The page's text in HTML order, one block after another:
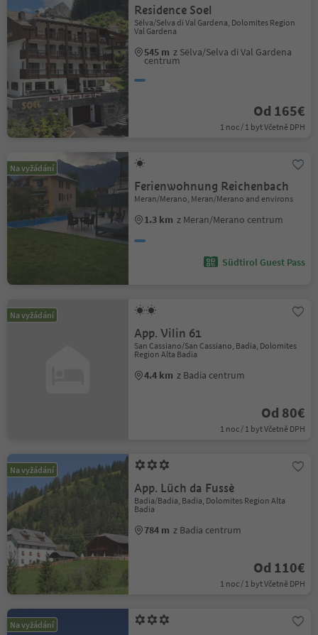
Residence Soel
Sëlva/Selva di Val Gardena, Dolomites Region
Val Gardena
545 m z Sëlva/Selva di Val Gardena
centrum
Od 165€
1 noc / 1 byt Včetně DPH
Na vyžádání
Ferienwohnung Reichenbach
Meran/Merano, Meran/Merano and environs
1.3 km z Meran/Merano centrum
Südtirol Guest Pass
Na vyžádání
App. Vilin 61
San Cassiano/San Cassiano, Badia, Dolomites
Region Alta Badia
4.4 km z Badia centrum
Od 80€
1 noc / 1 byt Včetně DPH
Na vyžádání
App. Lüch da Fussè
Badia/Badia, Badia, Dolomites Region Alta
Badia
784 m z Badia centrum
Od 110€
1 noc / 1 byt Včetně DPH
Na vyžádání